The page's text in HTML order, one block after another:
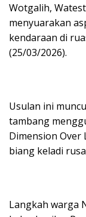
Wotgalih,
menyuarakan
kendaraan di
(25/03/2026).
Usulan ini
tambang
Dimension Over
biang keladi
Langkah warga